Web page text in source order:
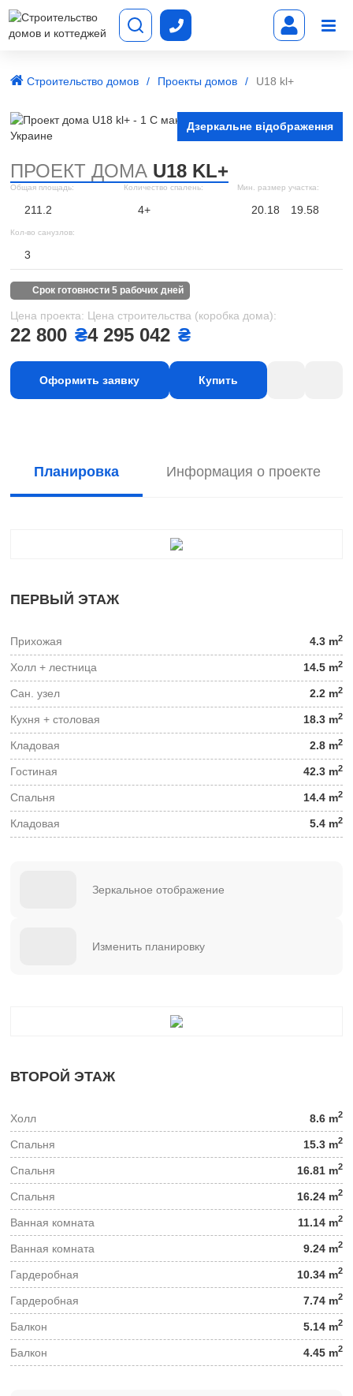
Строительство домов Проекты домов U18 kl+
Дзеркальне відображення
ПРОЕКТ ДОМА U18 KL+
Общая площадь:
211.2
Количество спалень:
4+
Мин. размер участка:
20.18 19.58
Кол-во санузлов:
3
срок готовности 5 рабочих дней
Цена проекта:
22 800 ₴
Цена строительства (коробка дома):
4 295 042 ₴
Оформить заявку Купить
Планировка Информация о проекте
ПЕРВЫЙ ЭТАЖ
Прихожая 4.3 m2
Холл + лестница 14.5 m2
Сан. узел 2.2 m2
Кухня + столовая 18.3 m2
Кладовая 2.8 m2
Гостиная 42.3 m2
Спальня 14.4 m2
Кладовая 5.4 m2
Зеркальное отображение
Изменить планировку
ВТОРОЙ ЭТАЖ
Холл 8.6 m2
Спальня 15.3 m2
Спальня 16.81 m2
Спальня 16.24 m2
Ванная комната 11.14 m2
Ванная комната 9.24 m2
Гардеробная 10.34 m2
Гардеробная 7.74 m2
Балкон 5.14 m2
Балкон 4.45 m2